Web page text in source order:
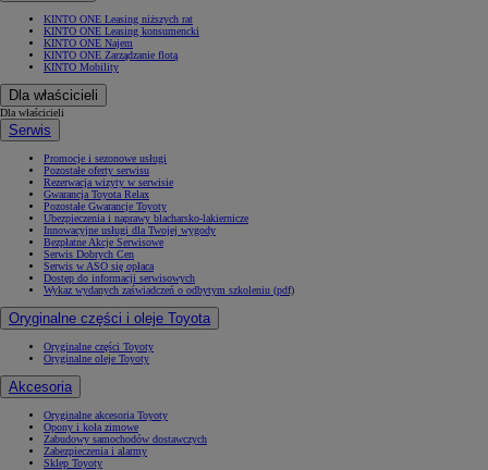
KINTO ONE Leasing niższych rat
KINTO ONE Leasing konsumencki
KINTO ONE Najem
KINTO ONE Zarządzanie flotą
KINTO Mobility
Dla właścicieli
Dla właścicieli
Serwis
Promocje i sezonowe usługi
Pozostałe oferty serwisu
Rezerwacja wizyty w serwisie
Gwarancja Toyota Relax
Pozostałe Gwarancje Toyoty
Ubezpieczenia i naprawy blacharsko-lakiernicze
Innowacyjne usługi dla Twojej wygody
Bezpłatne Akcje Serwisowe
Serwis Dobrych Cen
Serwis w ASO się opłaca
Dostęp do informacji serwisowych
Wykaz wydanych zaświadczeń o odbytym szkoleniu (pdf)
Oryginalne części i oleje Toyota
Oryginalne części Toyoty
Oryginalne oleje Toyoty
Akcesoria
Oryginalne akcesoria Toyoty
Opony i koła zimowe
Zabudowy samochodów dostawczych
Zabezpieczenia i alarmy
Sklep Toyoty